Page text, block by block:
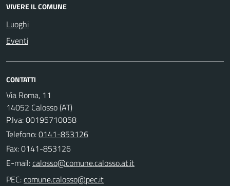
VIVERE IL COMUNE
Luoghi
Eventi
CONTATTI
Via Roma, 11
14052 Calosso (AT)
P.Iva: 00195710058
Telefono:0141-853126
Fax: 0141-853126
E-mail:
PEC: